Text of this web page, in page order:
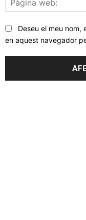
Deseu el meu nom,
en aquest navegador